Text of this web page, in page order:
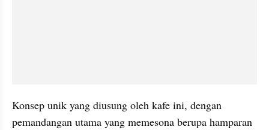
Konsep unik yang diusung oleh kafe ini, dengan
pemandangan utama yang memesona berupa hamparan